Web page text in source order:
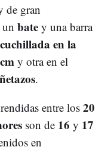
de gran
bate y una barra
cuchillada en la
y otra en el
.
entre los20
son de 16 y 17
en